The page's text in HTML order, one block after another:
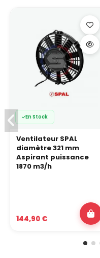
En Stock
Ventilateur SPAL
diamètre 321 mm
Aspirant puissance
1870 m3/h
144,90 €